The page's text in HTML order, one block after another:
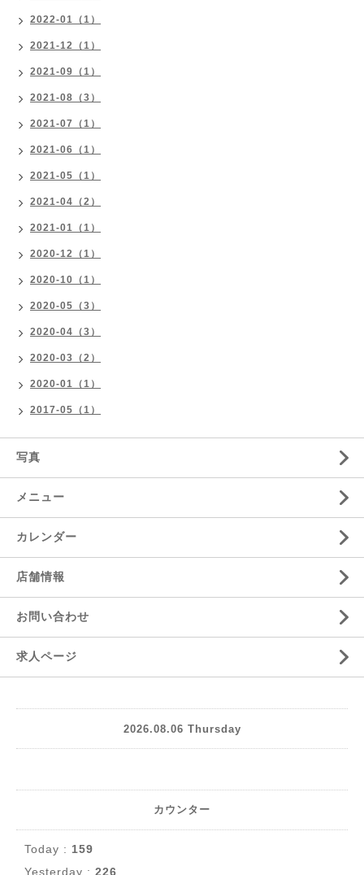
2022-01（1）
2021-12（1）
2021-09（1）
2021-08（3）
2021-07（1）
2021-06（1）
2021-05（1）
2021-04（2）
2021-01（1）
2020-12（1）
2020-10（1）
2020-05（3）
2020-04（3）
2020-03（2）
2020-01（1）
2017-05（1）
写真
メニュー
カレンダー
店舗情報
お問い合わせ
求人ページ
2026.08.06 Thursday
カウンター
Today : 159
Yesterday : 226